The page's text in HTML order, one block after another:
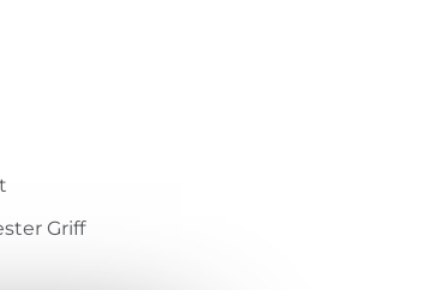
Griff